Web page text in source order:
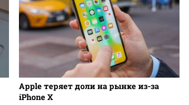
Apple теряет доли на рынке из-за
iPhone X